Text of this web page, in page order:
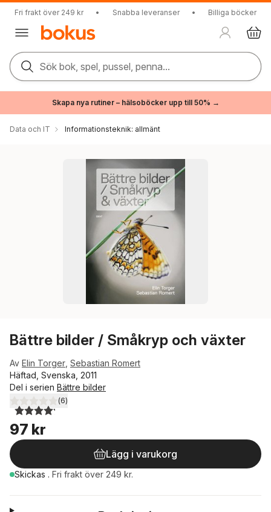
Fri frakt över 249 kr • Snabba leveranser • Billiga böcker
Sök bok, spel, pussel, penna...
Skapa nya rutiner – hälsoböcker upp till 50% →
Data och IT Informationsteknik: allmänt
Bättre bilder / Småkryp och växter
Av Elin Torger Sebastian Romert
Häftad, Svenska, 2011
Del i serien Bättre bilder
4,2utav 5 stjärnor. Totalt antal röster:
(6)
97 kr
Lägg i varukorg
Skickas . Fri frakt över 249 kr.